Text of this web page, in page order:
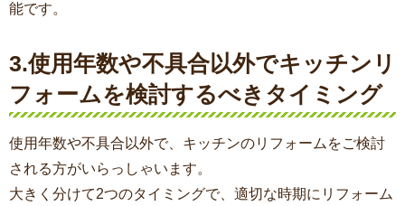
能です。
3.使用年数や不具合以外でキッチンリ
フォームを検討するべきタイミング
使用年数や不具合以外で、キッチンのリフォームをご検討
される方がいらっしゃいます。
大きく分けて2つのタイミングで、適切な時期にリフォーム